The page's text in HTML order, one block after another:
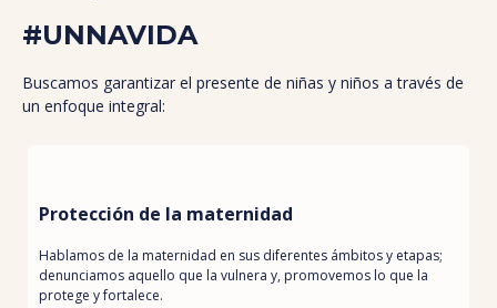
#UNNAVIDA
Buscamos garantizar el presente de niñas y niños a través de
un enfoque integral:
Protección de la maternidad
Hablamos de la maternidad en sus diferentes ámbitos y etapas;
denunciamos aquello que la vulnera y, promovemos lo que la
protege y fortalece.